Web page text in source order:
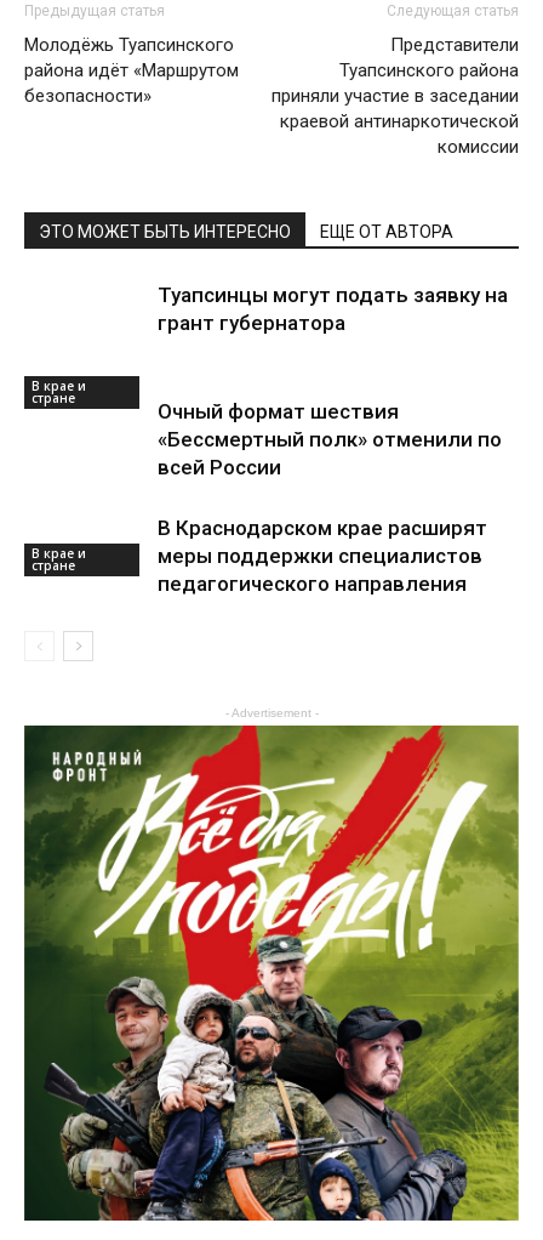
Предыдущая статья
Молодёжь Туапсинского
района идёт «Маршрутом
безопасности»
Следующая статья
Представители
Туапсинского района
приняли участие в заседании
краевой антинаркотической
комиссии
ЭТО МОЖЕТ БЫТЬ ИНТЕРЕСНО ЕЩЕ ОТ АВТОРА
В крае и
стране
Туапсинцы могут подать заявку на
грант губернатора
В крае и
стране
Очный формат шествия
«Бессмертный полк» отменили по
всей России
В Краснодарском крае расширят
меры поддержки специалистов
педагогического направления
- Advertisement -